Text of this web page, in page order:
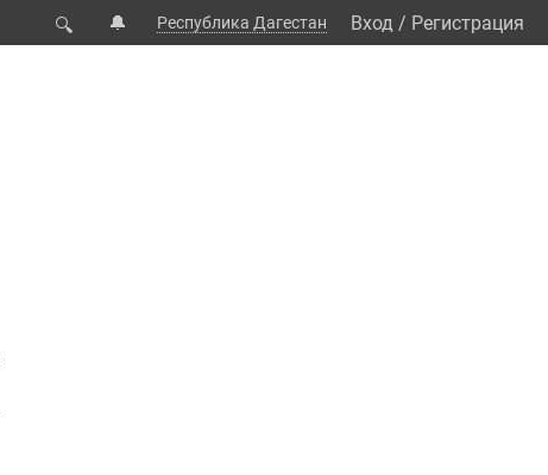
🔍 🔔 Республика Дагестан Вход / Регистрация